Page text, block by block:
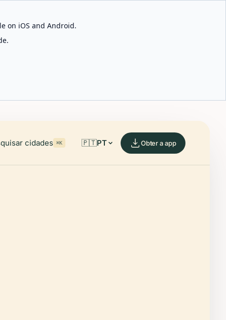
on iOS and Android.
cidades ⌘K 🇵🇹PT Obter a app